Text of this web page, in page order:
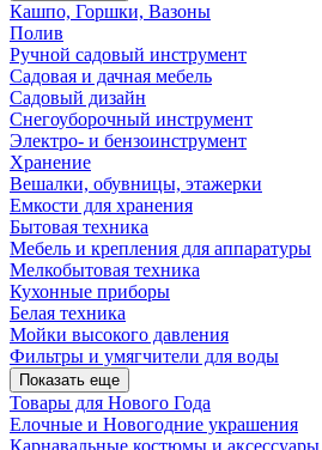
Кашпо, Горшки, Вазоны
Полив
Ручной садовый инструмент
Садовая и дачная мебель
Садовый дизайн
Снегоуборочный инструмент
Электро- и бензоинструмент
Хранение
Вешалки, обувницы, этажерки
Емкости для хранения
Бытовая техника
Мебель и крепления для аппаратуры
Мелкобытовая техника
Кухонные приборы
Белая техника
Мойки высокого давления
Фильтры и умягчители для воды
Показать еще
Товары для Нового Года
Елочные и Новогодние украшения
Карнавальные костюмы и аксессуары